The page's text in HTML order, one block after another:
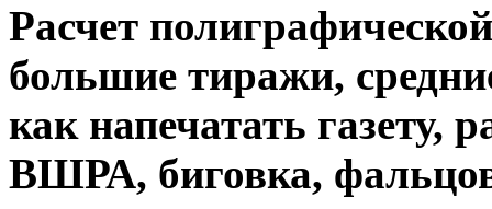
Расчет
большие тиражи,
как напечатать газету,
ВШРА, биговка,